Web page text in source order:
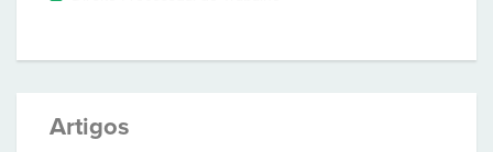
Artigos